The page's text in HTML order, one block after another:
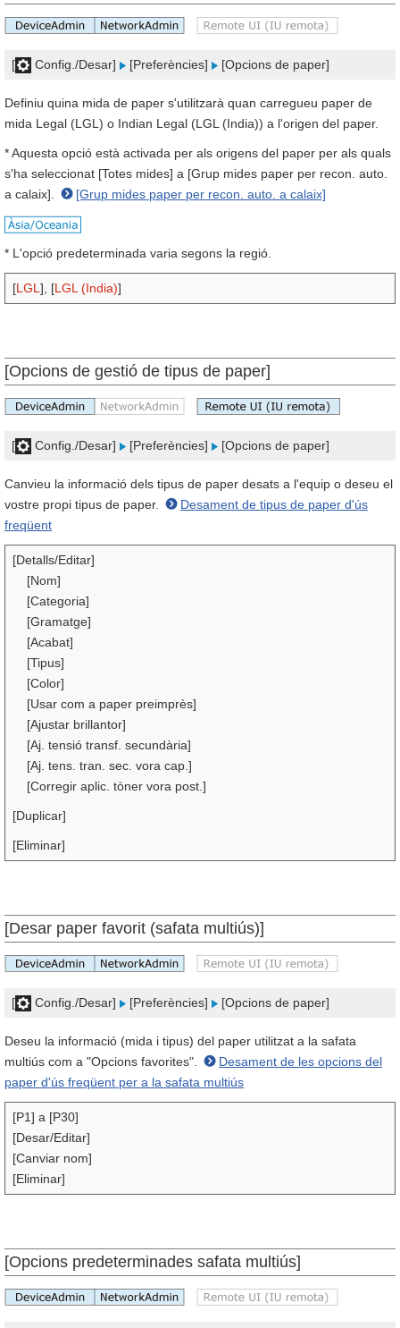
[ Config./Desar] [Preferències] [Opcions de paper]
Definiu quina mida de paper s'utilitzarà quan carregueu paper de
mida Legal (LGL) o Indian Legal (LGL (India)) a l'origen del paper.
* Aquesta opció està activada per als origens del paper per als quals
s'ha seleccionat [Totes mides] a [Grup mides paper per recon. auto.
a calaix].
[Grup mides paper per recon. auto. a calaix]
* L'opció predeterminada varia segons la regió.
[LGL ], [LGL (India)]
[Opcions de gestió de tipus de paper]
[ Config./Desar] [Preferències] [Opcions de paper]
Canvieu la informació dels tipus de paper desats a l'equip o deseu el
vostre propi tipus de paper.
Desament de tipus de paper d'ús
freqüent
[Detalls/Editar]
[Nom]
[Categoria]
[Gramatge]
[Acabat]
[Tipus]
[Color]
[Usar com a paper preimprès]
[Ajustar brillantor]
[Aj. tensió transf. secundària]
[Aj. tens. tran. sec. vora cap.]
[Corregir aplic. tòner vora post.]
[Duplicar]
[Eliminar]
[Desar paper favorit (safata multiús)]
[ Config./Desar] [Preferències] [Opcions de paper]
Deseu la informació (mida i tipus) del paper utilitzat a la safata
multiús com a "Opcions favorites".
Desament de les opcions del
paper d'ús freqüent per a la safata multiús
[P1] a [P30]
[Desar/Editar]
[Canviar nom]
[Eliminar]
[Opcions predeterminades safata multiús]